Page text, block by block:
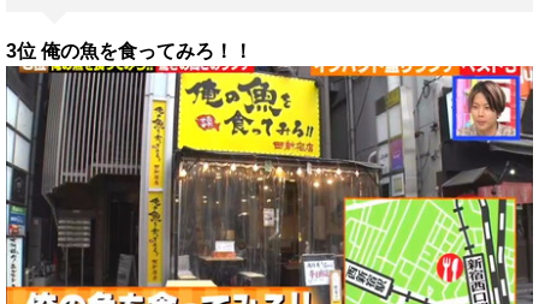
3位 俺の魚を食ってみろ！！